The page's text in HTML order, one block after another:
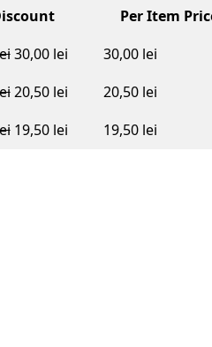
Per Item
30,00 lei 30,00 lei
20,50 lei 20,50 lei
19,50 lei 19,50 lei